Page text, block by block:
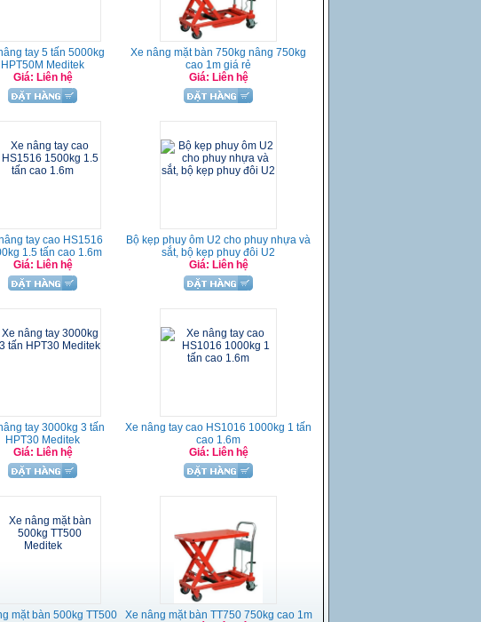
tay 5 tấn 5000kg
HPT50M Meditek
Giá: Liên hệ
Xe nâng mặt bàn 750kg nâng 750kg
cao 1m giá rẻ
Giá: Liên hệ
tay cao HS1516
1.5 tấn cao 1.6m
Giá: Liên hệ
Bộ kẹp phuy ôm U2 cho phuy nhựa và
sắt, bộ kẹp phuy đôi U2
Giá: Liên hệ
tay 3000kg 3 tấn
HPT30 Meditek
Giá: Liên hệ
Xe nâng tay cao HS1016 1000kg 1 tấn
cao 1.6m
Giá: Liên hệ
mặt bàn 500kg TT500
Xe nâng mặt bàn TT750 750kg cao 1m